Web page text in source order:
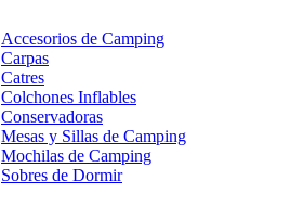
Accesorios de Camping
Carpas
Catres
Colchones Inflables
Conservadoras
Mesas y Sillas de Camping
Mochilas de Camping
Sobres de Dormir